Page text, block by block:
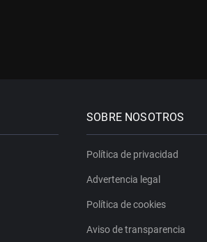
SOBRE NOSOTROS
Política de privacidad
Advertencia legal
Política de cookies
Aviso de transparencia